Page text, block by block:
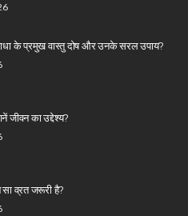
के प्रमुख वास्तु दोष और उनके सरल उपाय?
का उद्देश्य?
व्रत जरूरी है?